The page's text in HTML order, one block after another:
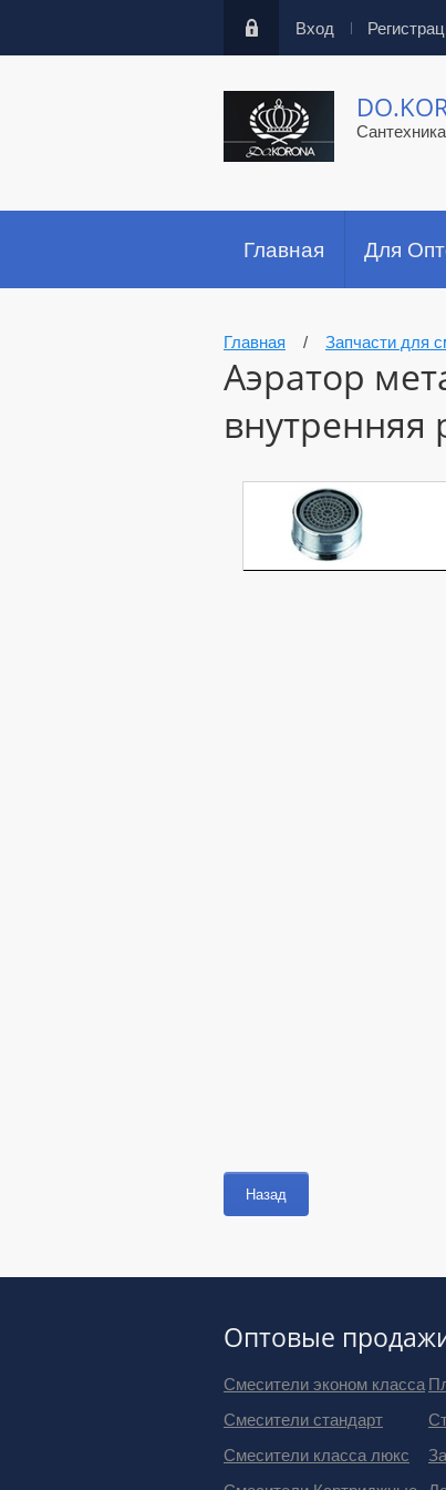
Вход
Сантехника
Главная Для
Главная / Запчасти для
Аэратор
внутренняя
Назад
Оптовые
Смесители эконом класса
Смесители стандарт
Смесители класса люкс